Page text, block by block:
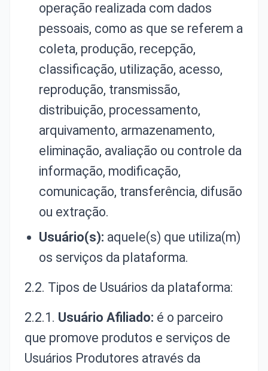
operação realizada com dados
pessoais, como as que se referem a
coleta, produção, recepção,
classificação, utilização, acesso,
reprodução, transmissão,
distribuição, processamento,
arquivamento, armazenamento,
eliminação, avaliação ou controle da
informação, modificação,
comunicação, transferência, difusão
ou extração.
Usuário(s): aquele(s) que utiliza(m)
os serviços da plataforma.
2.2. Tipos de Usuários da plataforma:
2.2.1. Usuário Afiliado: é o parceiro
que promove produtos e serviços de
Usuários Produtores através da